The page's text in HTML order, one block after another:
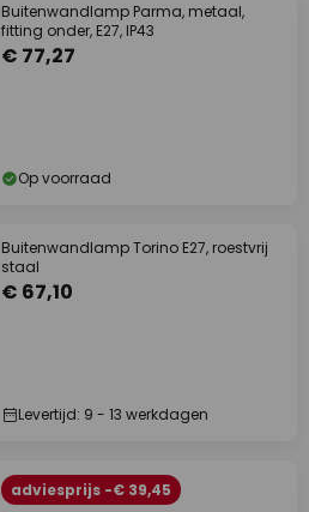
Buitenwandlamp Parma, metaal,
fitting onder, E27, IP43
€ 77,27
Op voorraad
Buitenwandlamp Torino E27, roestvrij
staal
€ 67,10
Levertijd: 9 - 13 werkdagen
adviesprijs -€ 39,45